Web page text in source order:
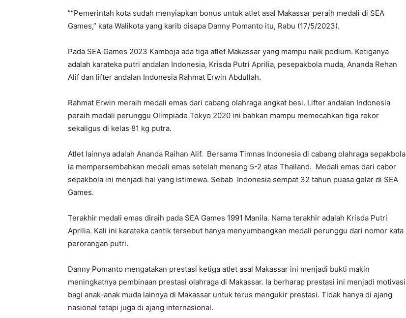
”“Pemerintah kota sudah menyiapkan bonus untuk atlet asal Makassar peraih medali di SEA
Games,” kata Walikota yang karib disapa Danny Pomanto itu, Rabu (17/5/2023).
Pada SEA Games 2023 Kamboja ada tiga atlet Makassar yang mampu naik podium. Ketiganya
adalah karateka putri andalan Indonesia, Krisda Putri Aprilia, pesepakbola muda, Ananda Rehan
Alif dan lifter andalan Indonesia Rahmat Erwin Abdullah.
Rahmat Erwin meraih medali emas dari cabang olahraga angkat besi. Lifter andalan Indonesia
peraih medali perunggu Olimpiade Tokyo 2020 ini bahkan mampu memecahkan tiga rekor
sekaligus di kelas 81 kg putra.
Atlet lainnya adalah Ananda Raihan Alif. Bersama Timnas Indonesia di cabang olahraga sepakbola
ia mempersembahkan medali emas setelah menang 5-2 atas Thailand. Medali emas dari cabor
sepakbola ini menjadi hal yang istimewa. Sebab Indonesia sempat 32 tahun puasa gelar di SEA
Games.
Terakhir medali emas diraih pada SEA Games 1991 Manila. Nama terakhir adalah Krisda Putri
Aprilia. Kali ini karateka cantik tersebut hanya menyumbangkan medali perunggu dari nomor kata
perorangan putri.
Danny Pomanto mengatakan prestasi ketiga atlet asal Makassar ini menjadi bukti makin
meningkatnya pembinaan prestasi olahraga di Makassar. Ia berharap prestasi ini menjadi motivasi
bagi anak-anak muda lainnya di Makassar untuk terus mengukir prestasi. Tidak hanya di ajang
nasional tetapi juga di ajang internasional.